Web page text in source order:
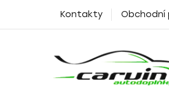
Kontakty Obchodní